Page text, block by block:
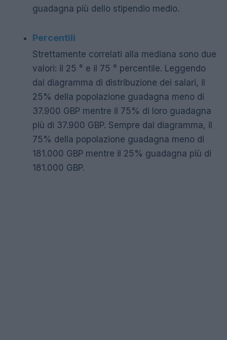
guadagna più dello stipendio medio.
Percentili
Strettamente correlati alla mediana sono due
valori: il 25 ° e il 75 ° percentile. Leggendo
dal diagramma di distribuzione dei salari, il
25% della popolazione guadagna meno di
37.900 GBP mentre il 75% di loro guadagna
più di 37.900 GBP. Sempre dal diagramma, il
75% della popolazione guadagna meno di
181.000 GBP mentre il 25% guadagna più di
181.000 GBP.